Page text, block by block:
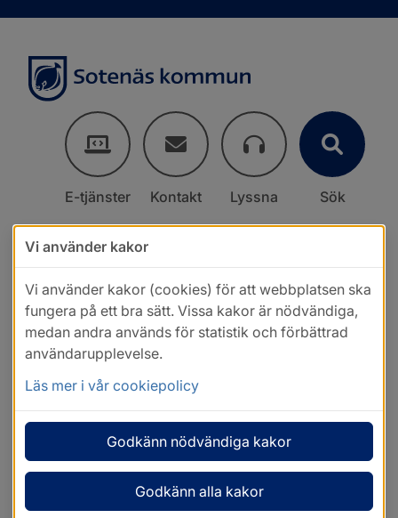
E-tjänster Kontakt Lyssna Sök
Vi använder kakor
Vi använder kakor (cookies) för att webbplatsen ska
fungera på ett bra sätt. Vissa kakor är nödvändiga,
medan andra används för statistik och förbättrad
användarupplevelse.
Läs mer i vår cookiepolicy
Godkänn nödvändiga kakor
Godkänn alla kakor